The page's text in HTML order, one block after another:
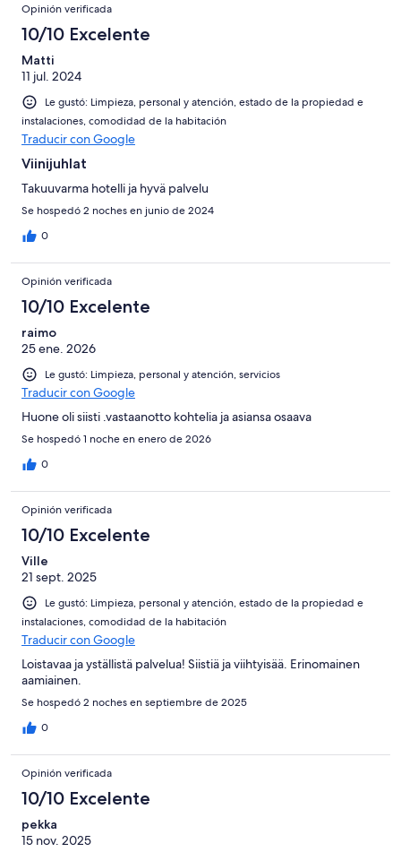
Opinión verificada
10/10 Excelente
Matti
11 jul. 2024
Le gustó: Limpieza, personal y atención, estado de la propiedad e
instalaciones, comodidad de la habitación
Traducir con Google
Viinijuhlat
Takuuvarma hotelli ja hyvä palvelu
Se hospedó 2 noches en junio de 2024
0
Opinión verificada
10/10 Excelente
raimo
25 ene. 2026
Le gustó: Limpieza, personal y atención, servicios
Traducir con Google
Huone oli siisti .vastaanotto kohtelia ja asiansa osaava
Se hospedó 1 noche en enero de 2026
0
Opinión verificada
10/10 Excelente
Ville
21 sept. 2025
Le gustó: Limpieza, personal y atención, estado de la propiedad e
instalaciones, comodidad de la habitación
Traducir con Google
Loistavaa ja yställistä palvelua! Siistiä ja viihtyisää. Erinomainen
aamiainen.
Se hospedó 2 noches en septiembre de 2025
0
Opinión verificada
10/10 Excelente
pekka
15 nov. 2025